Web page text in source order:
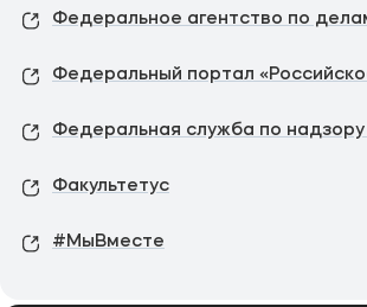
Федеральное агентство по
Факультетус
#МыВместе